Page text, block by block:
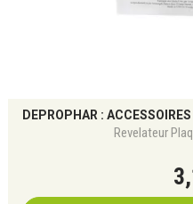
Revelateur
3,